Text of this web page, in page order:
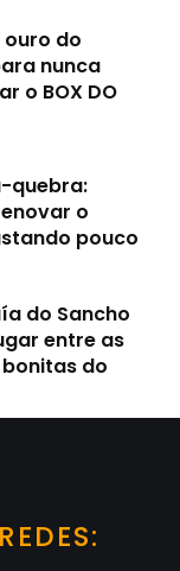
ouro do
nunca
o BOX DO
quebra:
o
pouco
do Sancho
entre as
do